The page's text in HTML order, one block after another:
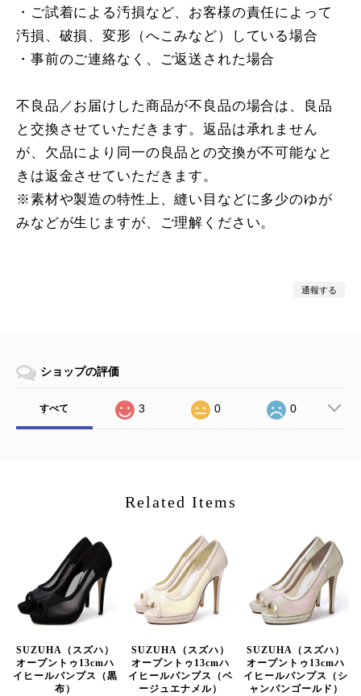
・ご試着による汚損など、お客様の責任によって
汚損、破損、変形（へこみなど）している場合
・事前のご連絡なく、ご返送された場合
不良品／お届けした商品が不良品の場合は、良品
と交換させていただきます。返品は承れません
が、欠品により同一の良品との交換が不可能なと
きは返金させていただきます。
※素材や製造の特性上、縫い目などに多少のゆが
みなどが生じますが、ご理解ください。
通報する
ショップの評価
すべて 3 0 0
Related Items
SUZUHA（スズハ）
オープントゥ13cmハ
イヒールパンプス（黒
布）
SUZUHA（スズハ）
オープントゥ13cmハ
イヒールパンプス（ベ
ージュエナメル）
SUZUHA（スズハ）
オープントゥ13cmハ
イヒールパンプス（シ
ャンパンゴールド）